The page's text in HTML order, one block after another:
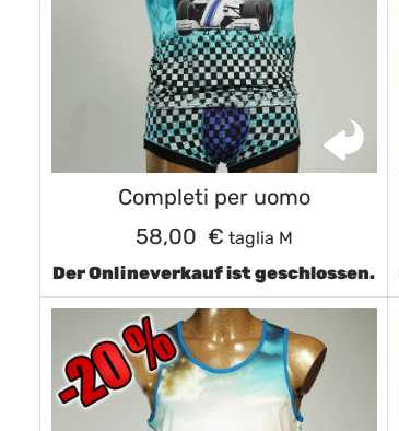
Completi per uomo
58,00 € taglia M
Der Onlineverkauf ist geschlossen.